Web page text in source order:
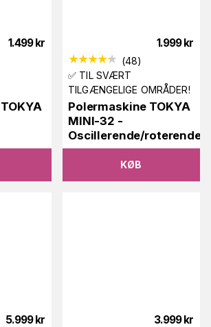
1.499 kr 1.999 kr
(48)
✅ TIL SVÆRT
TILGÆNGELIGE OMRÅDER!
Polermaskine TOKYA
MINI-32 -
Oscillerende/roterende
KØB
5.999 kr 3.999 kr